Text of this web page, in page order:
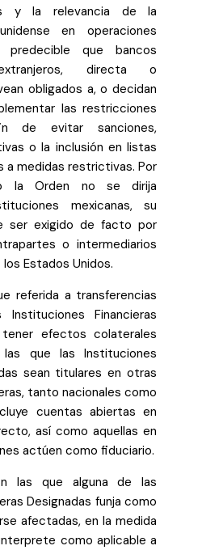
y la relevancia de la
en operaciones
predecible que bancos
directa o
obligados a, o decidan
las restricciones
de evitar sanciones,
o la inclusión en listas
a medidas restrictivas. Por
la Orden no se dirija
mexicanas, su
ser exigido de facto por
o intermediarios
Estados Unidos.
referida a transferencias
Financieras
tener efectos colaterales
que las Instituciones
sean titulares en otras
tanto nacionales como
cuentas abiertas en
así como aquellas en
actúen como fiduciario.
las que alguna de las
Designadas funja como
afectadas, en la medida
como aplicable a